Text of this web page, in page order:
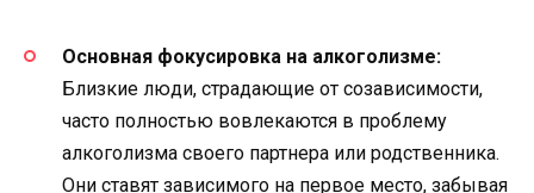
Основная фокусировка на алкоголизме:
Близкие люди, страдающие от созависимости,
часто полностью вовлекаются в проблему
алкоголизма своего партнера или родственника.
Они ставят зависимого на первое место, забывая